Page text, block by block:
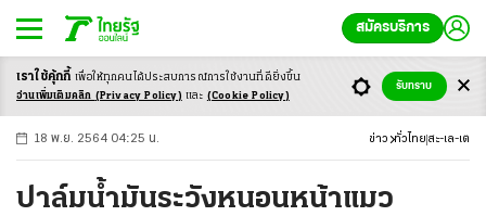
สมัครบริการ
-ก ก ก+
18 พ.ย. 2564 04:25 น. ข่าว ทั่วไทย สะ-เล-เต
ปาล์มน้ำมันระวังหนอนหน้าแมว
เราใช้คุ้กกี้ เพื่อให้ทุกคนได้ประสบการณ์การใช้งานที่ดียิ่งขึ้น
อ่านเพิ่มเติมคลิก (Privacy Policy) และ (Cookie Policy)
รับทราบ